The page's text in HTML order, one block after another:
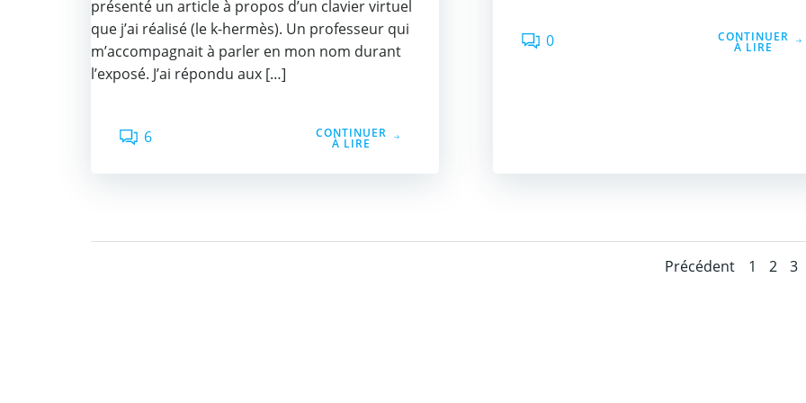
présenté un article à propos d’un clavier virtuel
que j’ai réalisé (le k-hermès). Un professeur qui
m’accompagnait à parler en mon nom durant
l’exposé. J’ai répondu aux […]
6 CONTINUER
À LIRE
0 CONTINUER
À LIRE
Posts
Précédent Page
1 Page
2 3